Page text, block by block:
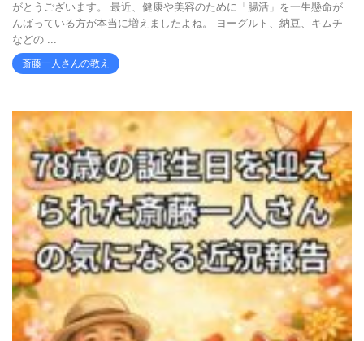
がとうございます。 最近、健康や美容のために「腸活」を一生懸命が
んばっている方が本当に増えましたよね。 ヨーグルト、納豆、キムチ
などの ...
斎藤一人さんの教え